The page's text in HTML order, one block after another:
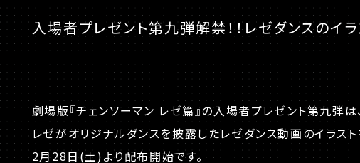
入場者プレゼント第九弾解禁！！レゼダンスのイ
劇場版『チェンソーマン レゼ篇』の入場者プレゼント第九弾は
レゼがオリジナルダンスを披露したレゼダンス動画のイラスト
2月28日(土)より配布開始です。